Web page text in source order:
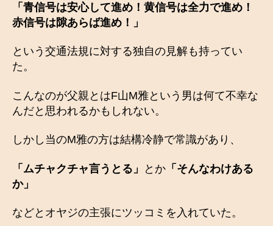
「青信号は安心して進め！黄信号は全力で進め！
赤信号は隙あらば進め！」
という交通法規に対する独自の見解も持ってい
た。
こんなのが父親とはF山M雅という男は何て不幸な
んだと思われるかもしれない。
しかし当のM雅の方は結構冷静で常識があり、
「ムチャクチャ言うとる」 とか 「そんなわけある
か」
などとオヤジの主張にツッコミを入れていた。